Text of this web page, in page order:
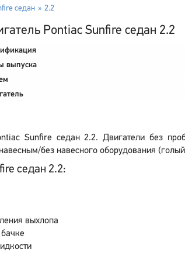
седан 2.2
Pontiac Sunfire седан 2.2
выпуска
Sunfire седан 2.2. Двигатели без
без навесного оборудования (голый
седан 2.2:
выхлопа